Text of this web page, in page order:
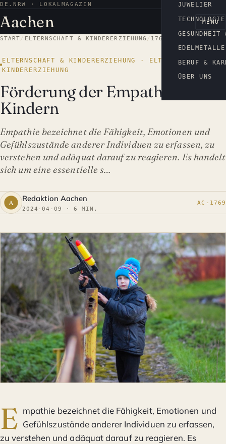
DE.NRW · LOKALMAGAZIN AACHEN
Aachen MENÜ
JUWELIER
EDELMETALLE
BERUF &
ÜBER UNS
START/ ELTERNSCHAFT & KINDERERZIEHUNG / 1769
ELTERNSCHAFT & KINDERERZIEHUNG · ELTERNSCHAFT &
KINDERERZIEHUNG
Förderung der Empathie bei
Kindern
Empathie bezeichnet die Fähigkeit, Emotionen und
Gefühlszustände anderer Individuen zu erfassen, zu
verstehen und adäquat darauf zu reagieren. Es handelt
sich um eine essentielle s…
Redaktion Aachen
2024-04-09 · 6 MIN.
AC-1769
E mpathie bezeichnet die Fähigkeit, Emotionen und
Gefühlszustände anderer Individuen zu erfassen,
zu verstehen und adäquat darauf zu reagieren. Es